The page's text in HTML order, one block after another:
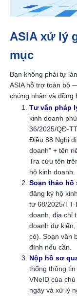
ASIA xử lý
mục
Bạn không phải tự
ASIA hỗ trợ toàn bộ
chứng nhận và đồng
Tư vấn pháp
kinh doanh
36/2025/QĐ-
Điều 88 Nghị
doanh” + tên
Tra cứu tên
hộ kinh doanh.
Soạn thảo
đăng ký hộ
tư 68/2025/
doanh, địa chỉ
doanh dự
có). Soạn văn
đình nếu cần.
Nộp hồ sơ
thống thông
VNeID của
ngày và xử lý